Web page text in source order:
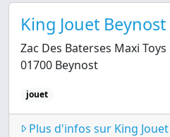
King Jouet Beynost
Zac Des Baterses Maxi
01700 Beynost
jouet
Plus d'infos sur King